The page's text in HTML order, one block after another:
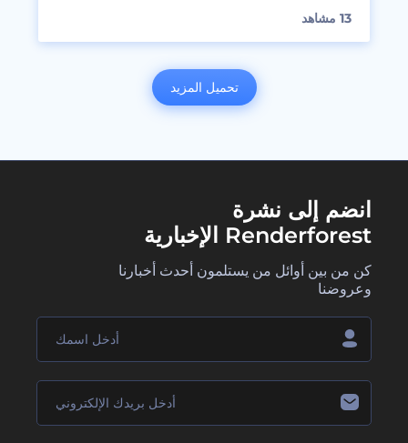
13 مشاهد
تحميل المزيد
انضم إلى نشرة
Renderforest الإخبارية
كن من بين أوائل من يستلمون أحدث أخبارنا
وعروضنا